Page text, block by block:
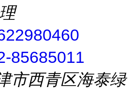
85685011
市西青区海泰绿